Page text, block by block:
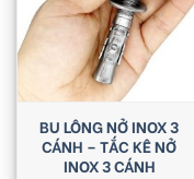
BU LÔNG NỞ INOX 3
CÁNH – TẮC KÊ NỞ
INOX 3 CÁNH